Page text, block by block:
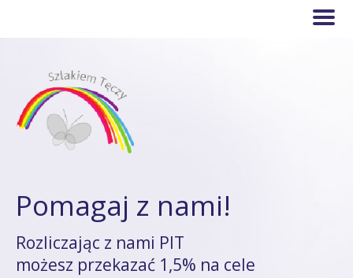
Pomagaj z nami!
Rozliczając z nami PIT
możesz przekazać 1,5% na cele